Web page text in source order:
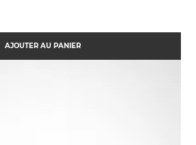
AJOUTER AU PANIER